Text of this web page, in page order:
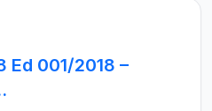
Ed 001/2018 –